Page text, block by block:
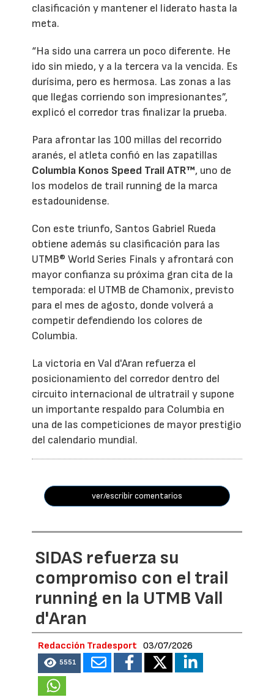
clasificación y mantener el liderato hasta la
meta.
“Ha sido una carrera un poco diferente. He
ido sin miedo, y a la tercera va la vencida. Es
durísima, pero es hermosa. Las zonas a las
que llegas corriendo son impresionantes”,
explicó el corredor tras finalizar la prueba.
Para afrontar las 100 millas del recorrido
aranés, el atleta confió en las zapatillas
Columbia Konos Speed Trail ATR™, uno de
los modelos de trail running de la marca
estadounidense.
Con este triunfo, Santos Gabriel Rueda
obtiene además su clasificación para las
UTMB® World Series Finals y afrontará con
mayor confianza su próxima gran cita de la
temporada: el UTMB de Chamonix, previsto
para el mes de agosto, donde volverá a
competir defendiendo los colores de
Columbia.
La victoria en Val d'Aran refuerza el
posicionamiento del corredor dentro del
circuito internacional de ultratrail y supone
un importante respaldo para Columbia en
una de las competiciones de mayor prestigio
del calendario mundial.
ver/escribir comentarios
SIDAS refuerza su
compromiso con el trail
running en la UTMB Vall
d'Aran
Redacción Tradesport 03/07/2026
5551